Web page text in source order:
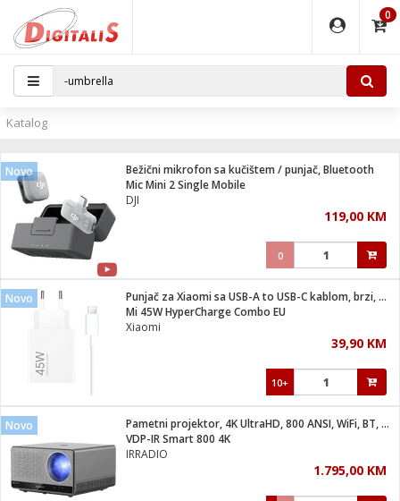
0
...
aparati
pribor
i pribor
/ G4
svjetla
grla
i oprema
- Analogija
- IP
kamere
IP
Katalog
Novo
Bežični mikrofon sa kučištem / punjač, Bluetooth
Mic Mini 2 Single Mobile
DJI
119,00 KM
0
Novo
Punjač za Xiaomi sa USB-A to USB-C kablom, brzi, 45W
Mi 45W HyperCharge Combo EU
Xiaomi
39,90 KM
10+
Novo
Pametni projektor, 4K UltraHD, 800 ANSI, WiFi, BT, Android
VDP-IR Smart 800 4K
IRRADIO
1.795,00 KM